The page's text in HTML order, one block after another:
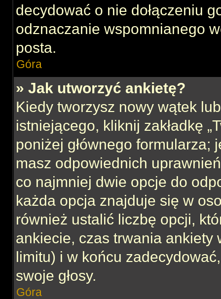
decydować o nie dołączeniu
odznaczanie wspomnianego
posta.
Góra
» Jak utworzyć ankietę?
Kiedy tworzysz nowy wątek
istniejącego, kliknij zakładkę
poniżej głównego formularza;
masz odpowiednich
co najmniej dwie opcje do
każda opcja znajduje się w
również ustalić liczbę opcji,
ankiecie, czas trwania ankiety
limitu) i w końcu
swoje głosy.
Góra